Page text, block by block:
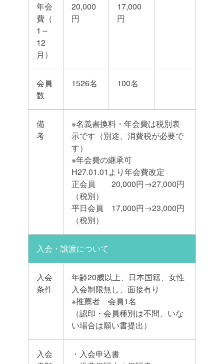
年会
費（
1～
12
月）
20,000
円
17,000
円
会員
数
1526名 100名
備
考
※名義書換料・年会費は税別表
示です（別途、消費税が必要で
す）
※年会費の継承可
H27.01.01より年会費改定
正会員 20,000円→27,000円
（税別）
平日会員 17,000円→23,000円
（税別）
入会・譲渡について
入会
条件
年齢20歳以上、日本国籍、女性
入会制限無し、面接有り
※推薦者 会員1名
（認印・会員種別は不問、いな
い場合は願い書提出）
入会
・入会申込書